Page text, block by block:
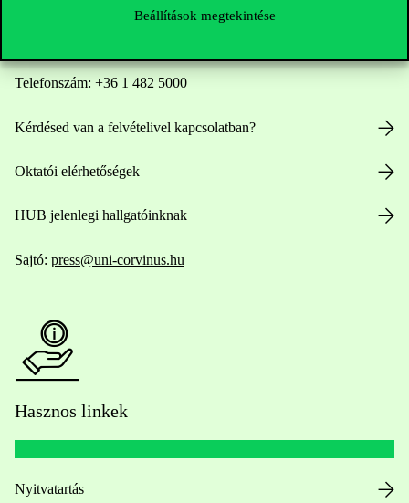
Beállítások megtekintése
Telefonszám: +36 1 482 5000
Kérdésed van a felvételivel kapcsolatban?
Oktatói elérhetőségek
HUB jelenlegi hallgatóinknak
Sajtó: press@uni-corvinus.hu
Hasznos linkek
Nyitvatartás